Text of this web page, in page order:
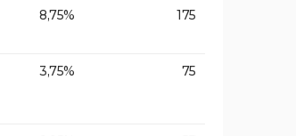
8,75% 175
3,75% 75